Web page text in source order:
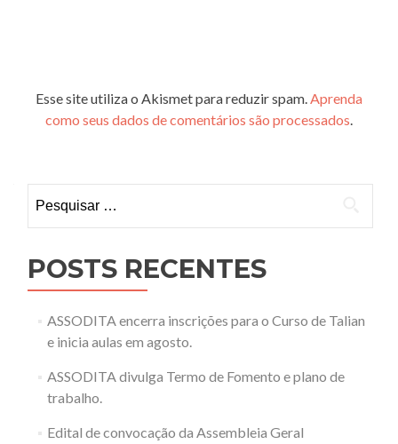
Esse site utiliza o Akismet para reduzir spam.Aprenda
como seus dados de comentários são processados.
por:
POSTS RECENTES
ASSODITA encerra inscrições para o Curso de Talian
e inicia aulas em agosto.
ASSODITA divulga Termo de Fomento e plano de
trabalho.
Edital de convocação da Assembleia Geral